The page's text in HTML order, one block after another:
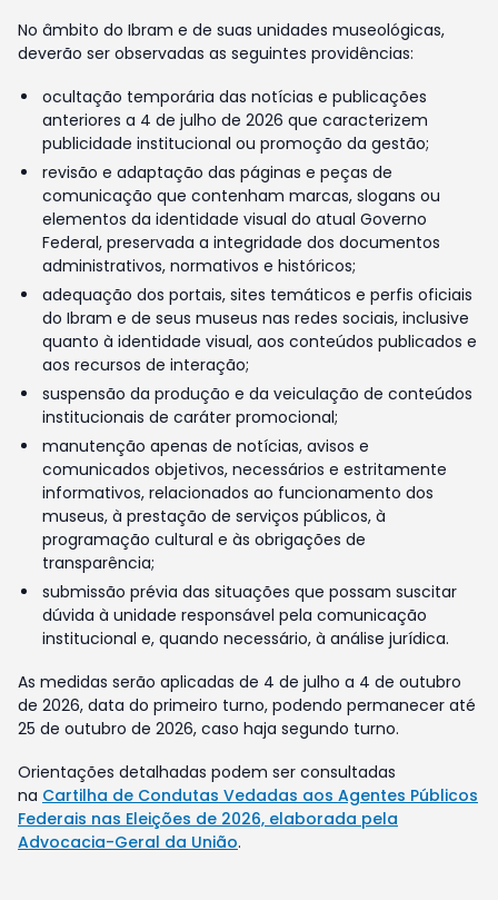
No âmbito do Ibram e de suas unidades museológicas,
deverão ser observadas as seguintes providências:
ocultação temporária das notícias e publicações
anteriores a 4 de julho de 2026 que caracterizem
publicidade institucional ou promoção da gestão;
revisão e adaptação das páginas e peças de
comunicação que contenham marcas, slogans ou
elementos da identidade visual do atual Governo
Federal, preservada a integridade dos documentos
administrativos, normativos e históricos;
adequação dos portais, sites temáticos e perfis oficiais
do Ibram e de seus museus nas redes sociais, inclusive
quanto à identidade visual, aos conteúdos publicados e
aos recursos de interação;
suspensão da produção e da veiculação de conteúdos
institucionais de caráter promocional;
manutenção apenas de notícias, avisos e
comunicados objetivos, necessários e estritamente
informativos, relacionados ao funcionamento dos
museus, à prestação de serviços públicos, à
programação cultural e às obrigações de
transparência;
submissão prévia das situações que possam suscitar
dúvida à unidade responsável pela comunicação
institucional e, quando necessário, à análise jurídica.
As medidas serão aplicadas de 4 de julho a 4 de outubro
de 2026, data do primeiro turno, podendo permanecer até
25 de outubro de 2026, caso haja segundo turno.
Orientações detalhadas podem ser consultadas
na Cartilha de Condutas Vedadas aos Agentes Públicos
Federais nas Eleições de 2026, elaborada pela
Advocacia-Geral da União.